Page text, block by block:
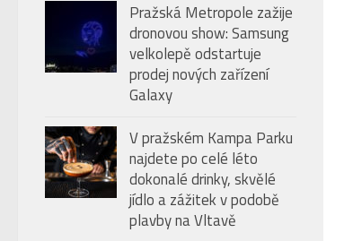
Pražská Metropole zažije
dronovou show: Samsung
velkolepě odstartuje
prodej nových zařízení
Galaxy
V pražském Kampa Parku
najdete po celé léto
dokonalé drinky, skvělé
jídlo a zážitek v podobě
plavby na Vltavě